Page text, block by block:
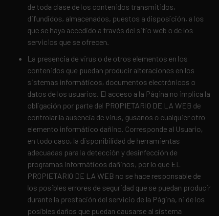
de toda clase de los contenidos transmitidos,
difundidos, almacenados, puestos a disposición, a los
que se haya accedido a través del sitio web o de los
servicios que se ofrecen.
La presencia de virus o de otros elementos en los
contenidos que puedan producir alteraciones en los
sistemas informáticos, documentos electrónicos o
datos de los usuarios. El acceso a la Página no implica la
obligación por parte del PROPIETARIO DE LA WEB de
controlar la ausencia de virus, gusanos o cualquier otro
elemento informático dañino. Corresponde al Usuario,
en todo caso, la disponibilidad de herramientas
adecuadas para la detección y desinfección de
programas informáticos dañinos, por lo que EL
PROPIETARIO DE LA WEB no se hace responsable de
los posibles errores de seguridad que se puedan producir
durante la prestación del servicio de la Página, ni de los
posibles daños que puedan causarse al sistema